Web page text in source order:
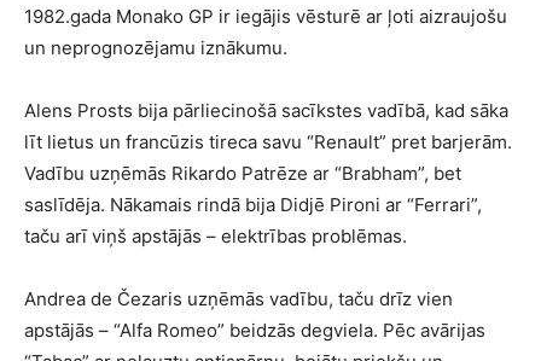
1982.gada Monako GP ir iegājis vēsturē ar ļoti aizraujošu
un neprognozējamu iznākumu.
Alens Prosts bija pārliecinošā sacīkstes vadībā, kad sāka
līt lietus un francūzis tireca savu “Renault” pret barjerām.
Vadību uzņēmās Rikardo Patrēze ar “Brabham”, bet
saslīdēja. Nākamais rindā bija Didjē Pironi ar “Ferrari”,
taču arī viņš apstājās – elektrības problēmas.
Andrea de Čezaris uzņēmās vadību, taču drīz vien
apstājās – “Alfa Romeo” beidzās degviela. Pēc avārijas